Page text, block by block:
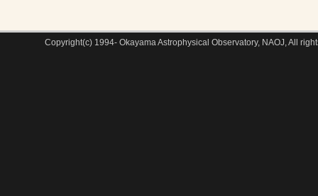
Copyright(c) 1994- Okayama Astrophysical Observatory, NAOJ, All